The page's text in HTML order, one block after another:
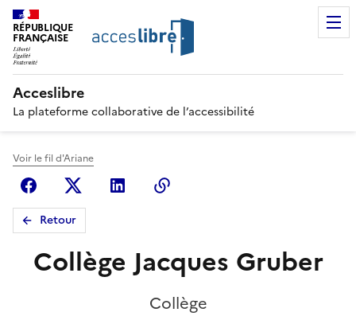
RÉPUBLIQUE
FRANÇAISE
Acceslibre
La plateforme collaborative de l’accessibilité
Voir le fil d'Ariane
FacebookX (anciennement Twitter)
Linkedin
Retour
Collège Jacques Gruber
Collège